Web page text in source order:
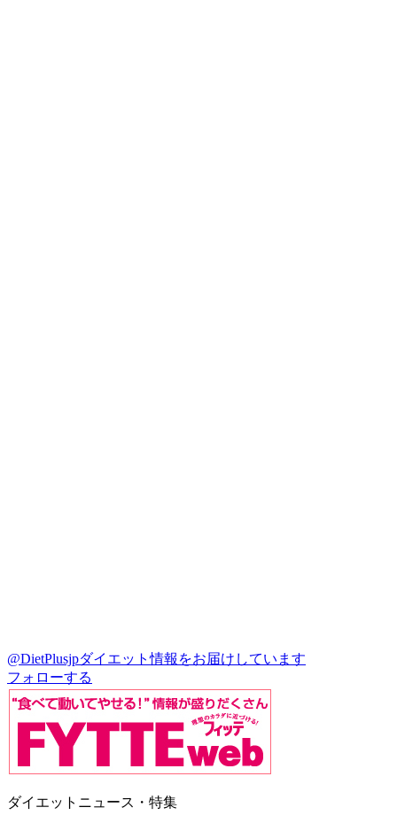
@DietPlusjpダイエット情報をお届けしています
フォローする
ダイエットニュース・特集